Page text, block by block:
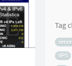
Tag
VPS